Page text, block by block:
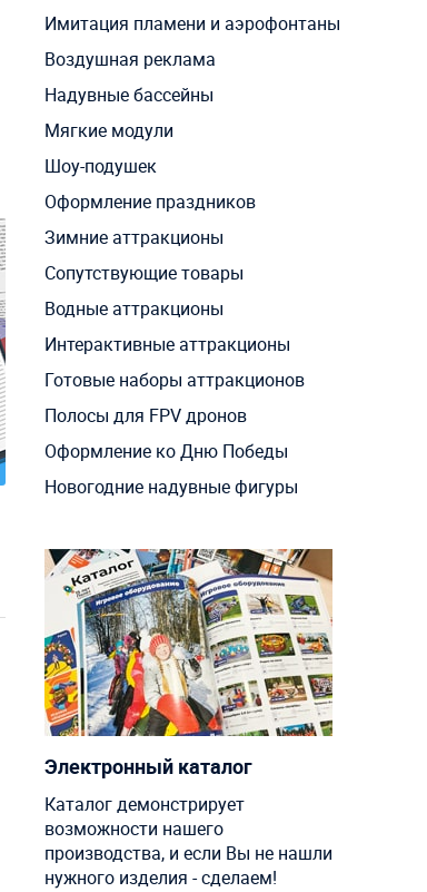
Имитация пламени и аэрофонтаны
Воздушная реклама
Надувные бассейны
Мягкие модули
Шоу-подушек
Оформление праздников
Зимние аттракционы
Сопутствующие товары
Водные аттракционы
Интерактивные аттракционы
Готовые наборы аттракционов
Полосы для FPV дронов
Оформление ко Дню Победы
Новогодние надувные фигуры
Электронный каталог
Каталог демонстрирует
возможности нашего
производства, и если Вы не нашли
нужного изделия - сделаем!